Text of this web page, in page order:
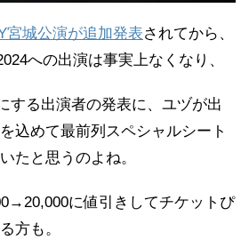
宮城公演が追加発表されてから、
への出演は事実上なくなり、
する出演者の発表に、ユヅが出
込めて最前列スペシャルシート
たと思うのよね。
に値引きしてチケットぴ
方も。